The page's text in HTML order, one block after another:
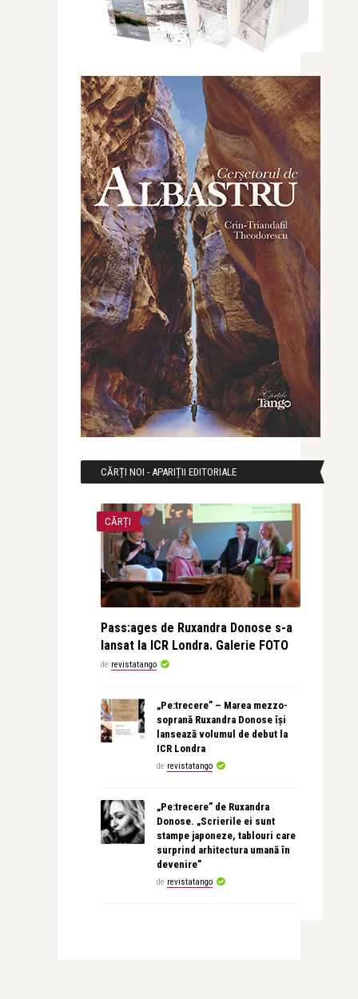
CĂRȚI NOI - APARIȚII EDITORIALE
CĂRȚI
Pass:ages de Ruxandra Donose s-a
lansat la ICR Londra. Galerie FOTO
de revistatango
„Pe:trecere” – Marea mezzo-
soprană Ruxandra Donose își
lansează volumul de debut la
ICR Londra
de revistatango
„Pe:trecere” de Ruxandra
Donose. „Scrierile ei sunt
stampe japoneze, tablouri care
surprind arhitectura umană în
devenire”
de revistatango